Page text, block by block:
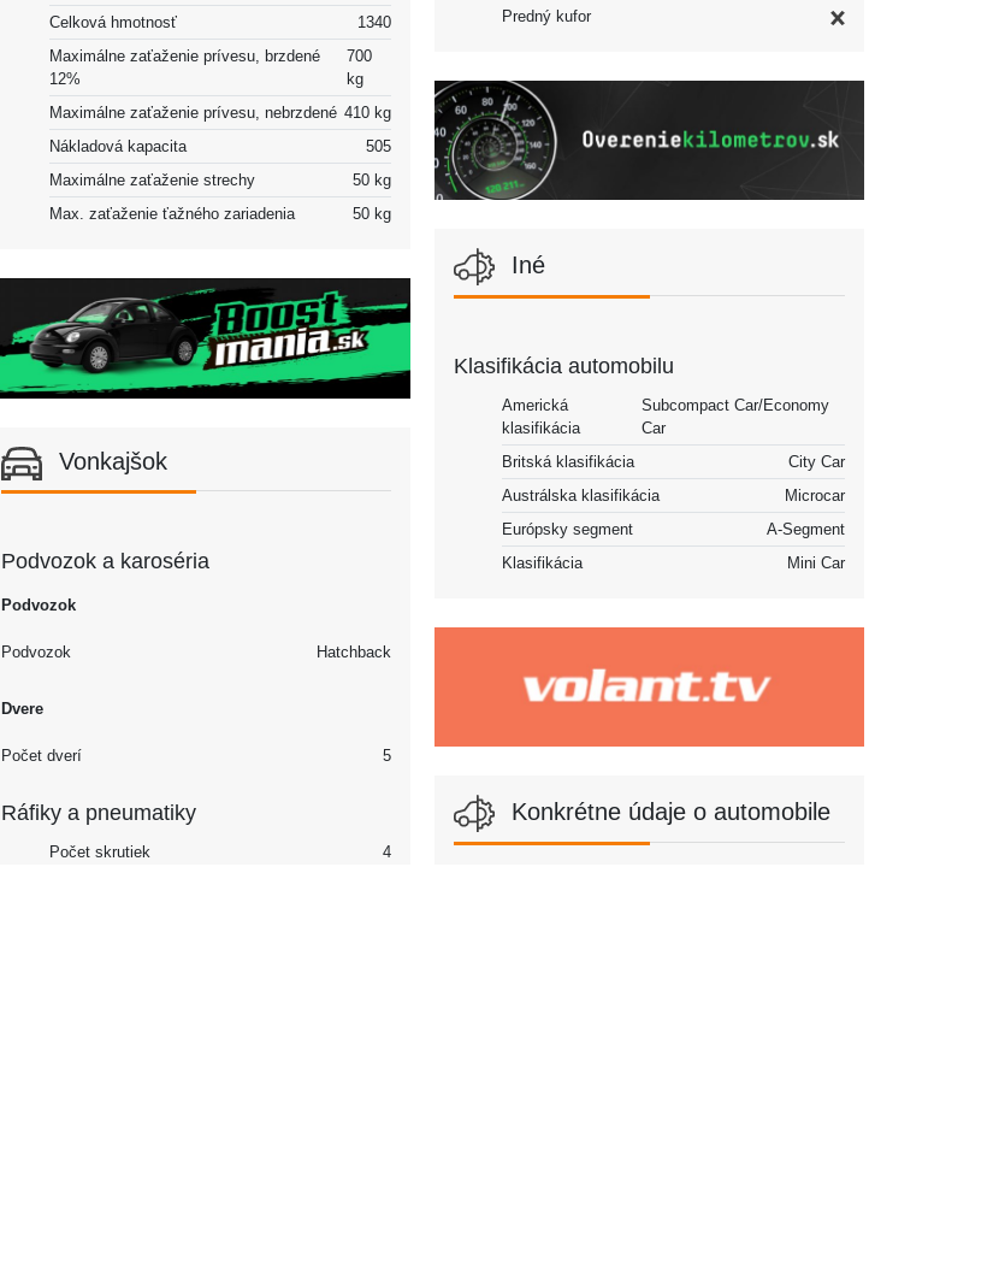
Celková hmotnosť
1340
Maximálne zaťaženie prívesu, brzdené
12%
700
kg
Maximálne zaťaženie prívesu, nebrzdené 410 kg
Nákladová kapacita
505
Maximálne zaťaženie strechy
50 kg
Max. zaťaženie ťažného zariadenia
50 kg
Vonkajšok
Podvozok a karoséria
Podvozok
Podvozok Hatchback
Dvere
Počet dverí 5
Ráfiky a pneumatiky
Počet skrutiek
4
Predný kufor
Iné
Klasifikácia automobilu
Americká
klasifikácia
Subcompact Car/Economy
Car
Britská klasifikácia
City Car
Austrálska klasifikácia
Microcar
Európsky segment
A-Segment
Klasifikácia
Mini Car
Konkrétne údaje o automobile